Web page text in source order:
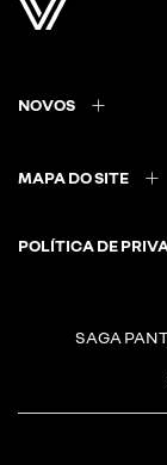
NOVOS
MAPA DO SITE
POLÍTICA DE
SAGA